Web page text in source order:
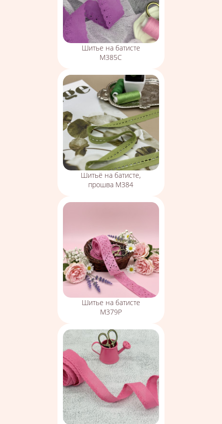
Шитье на батисте
М385С
Шитьё на батисте,
прошва М384
Шитье на батисте
М379Р